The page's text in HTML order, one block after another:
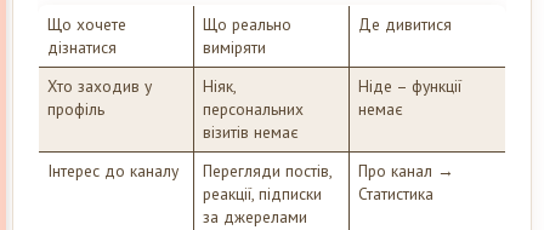
Що хочете
дізнатися
Що реально
виміряти
Де дивитися
Хто заходив у
профіль
Ніяк,
персональних
візитів немає
Ніде – функції
немає
Інтерес до каналу
Перегляди постів,
реакції, підписки
за джерелами
Про канал →
Статистика